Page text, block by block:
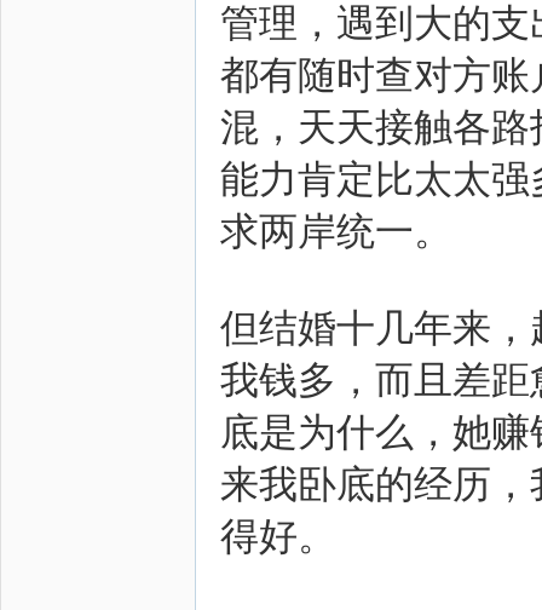
管理，遇到大的
都有随时查对方
混，天天接触各
能力肯定比太太
求两岸统一。
但结婚十几年来
我钱多，而且差
底是为什么，她
来我卧底的经历
得好。